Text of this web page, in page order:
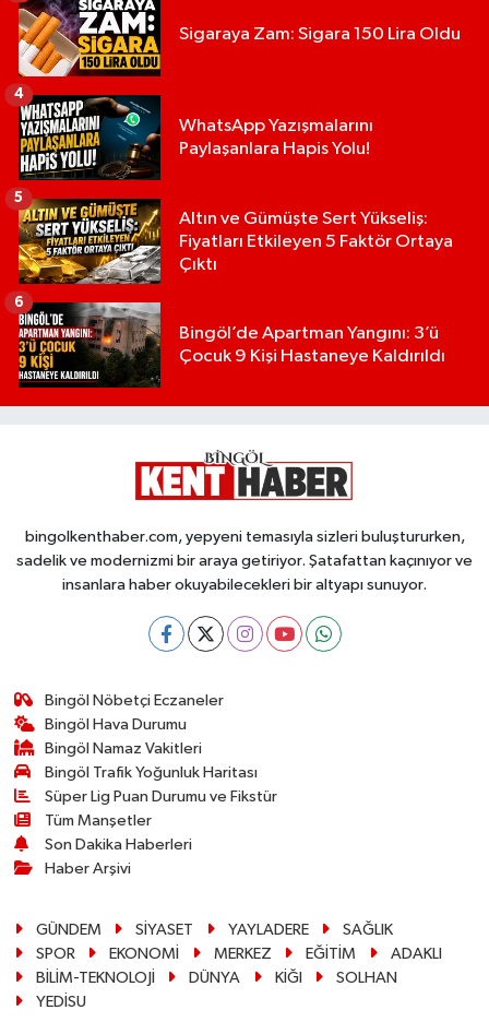
Sigaraya Zam: Sigara 150 Lira Oldu
WhatsApp Yazışmalarını
Paylaşanlara Hapis Yolu!
4
Altın ve Gümüşte Sert Yükseliş:
Fiyatları Etkileyen 5 Faktör Ortaya
Çıktı
5
Bingöl’de Apartman Yangını: 3’ü
Çocuk 9 Kişi Hastaneye Kaldırıldı
6
bingolkenthaber.com, yepyeni temasıyla sizleri buluştururken,
sadelik ve modernizmi bir araya getiriyor. Şatafattan kaçınıyor ve
insanlara haber okuyabilecekleri bir altyapı sunuyor.
Bingöl Nöbetçi Eczaneler
Bingöl Hava Durumu
Bingöl Namaz Vakitleri
Bingöl Trafik Yoğunluk Haritası
Süper Lig Puan Durumu ve Fikstür
Tüm Manşetler
Son Dakika Haberleri
Haber Arşivi
GÜNDEM SİYASET YAYLADERE
SAĞLIK
SPOR
EKONOMİ MERKEZ EĞİTİM
ADAKLI
BİLİM-TEKNOLOJİ
DÜNYA KİĞI
SOLHAN
YEDİSU